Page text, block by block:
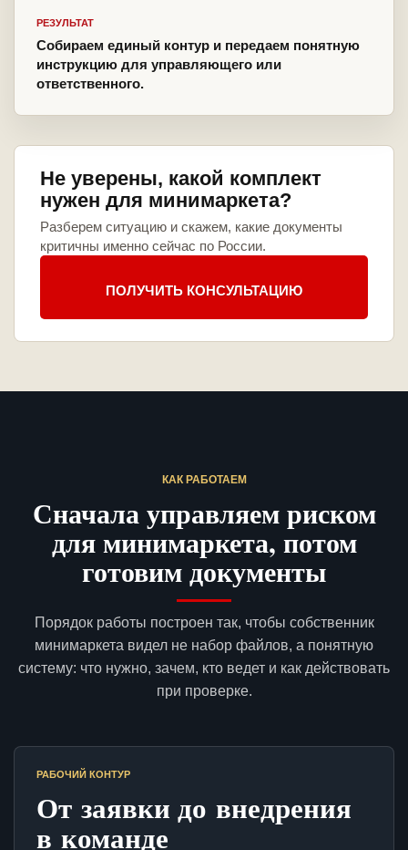
РЕЗУЛЬТАТ
Собираем единый контур и передаем понятную
инструкцию для управляющего или
ответственного.
Не уверены, какой комплект
нужен для минимаркета?
Разберем ситуацию и скажем, какие документы
критичны именно сейчас по России.
ПОЛУЧИТЬ КОНСУЛЬТАЦИЮ
КАК РАБОТАЕМ
Сначала управляем риском
для минимаркета, потом
готовим документы
Порядок работы построен так, чтобы собственник
минимаркета видел не набор файлов, а понятную
систему: что нужно, зачем, кто ведет и как действовать
при проверке.
РАБОЧИЙ КОНТУР
От заявки до внедрения
в команде